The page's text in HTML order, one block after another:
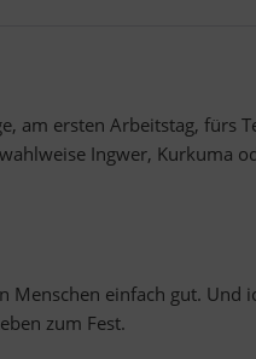
am ersten Arbeitstag, fürs
Ingwer, Kurkuma
einfach gut. Und
zum Fest.